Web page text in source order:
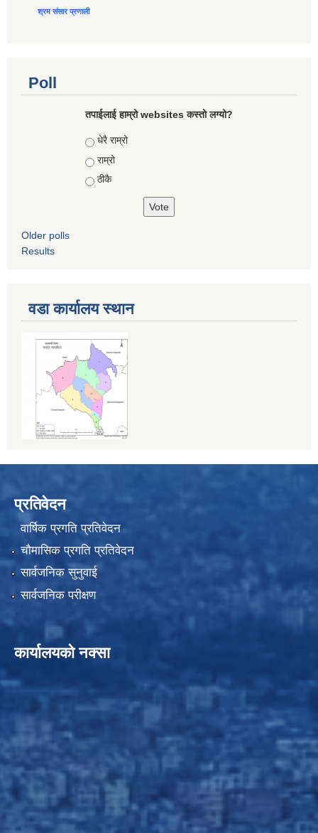
श्रम संसार प्रणाली
Poll
तपाईलाई हाम्रो websites कस्तो लग्यो?
Choices
धेरै राम्रो
राम्रो
ठीकै
Older polls
Results
वडा कार्यालय स्थान
प्रतिवेदन
वार्षिक प्रगति प्रतिवेदन
चौमासिक प्रगति प्रतिवेदन
सार्वजनिक सुनुवाई
सार्वजनिक परीक्षण
कार्यालयको नक्सा